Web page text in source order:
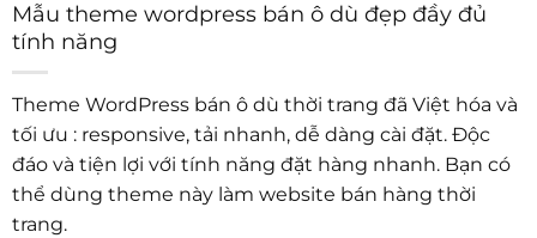
Mẫu theme wordpress bán ô dù đẹp đầy đủ
tính năng
Theme WordPress bán ô dù thời trang đã Việt hóa và
tối ưu : responsive, tải nhanh, dễ dàng cài đặt. Độc
đáo và tiện lợi với tính năng đặt hàng nhanh. Bạn có
thể dùng theme này làm website bán hàng thời
trang.